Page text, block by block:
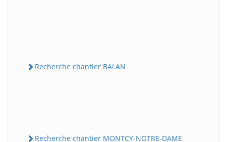
Recherche chantier BALAN
Recherche chantier MONTCY-NOTRE-DAME